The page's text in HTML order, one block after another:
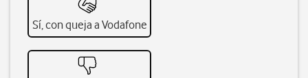
Sí, con queja a Vodafone